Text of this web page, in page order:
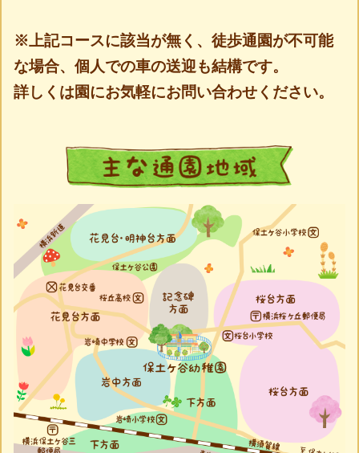
※上記コースに該当が無く、徒歩通園が不可能
な場合、個人での車の送迎も結構です。
詳しくは園にお気軽にお問い合わせください。